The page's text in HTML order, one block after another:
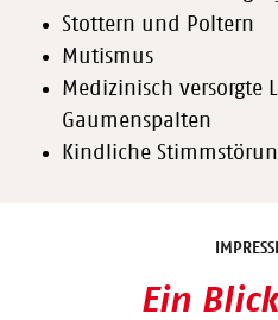
Stottern und Poltern
Mutismus
Medizinisch versorgte
Gaumenspalten
Kindliche
Ein